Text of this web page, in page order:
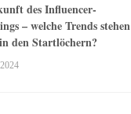
des Influencer-
– welche Trends stehen
den Startlöchern?